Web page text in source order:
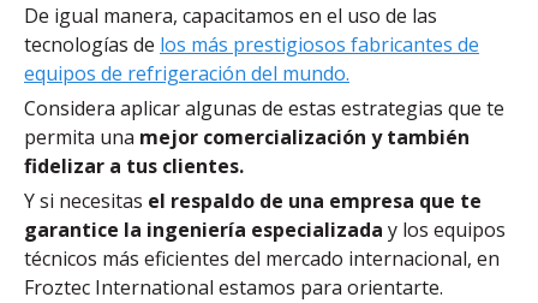
De igual manera, capacitamos en el uso de las
tecnologías de los más prestigiosos fabricantes de
equipos de refrigeración del mundo.
Considera aplicar algunas de estas estrategias que te
permita una mejor comercialización y también
fidelizar a tus clientes.
Y si necesitas el respaldo de una empresa que te
garantice la ingeniería especializada y los equipos
técnicos más eficientes del mercado internacional, en
Froztec International estamos para orientarte.